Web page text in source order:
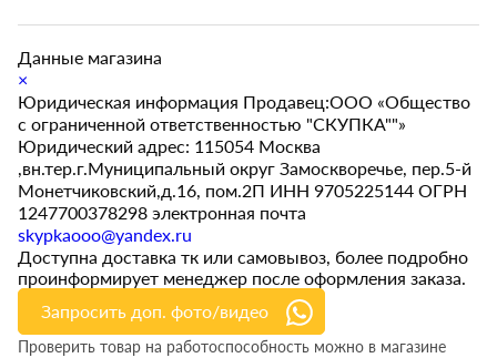
Данные магазина
×
Юридическая информация Продавец:ООО «Общество
с ограниченной ответственностью "СКУПКА""»
Юридический адрес: 115054 Москва
,вн.тер.г.Муниципальный округ Замоскворечье, пер.5-й
Монетчиковский,д.16, пом.2П ИНН 9705225144 ОГРН
1247700378298 электронная почта
skypkaooo@yandex.ru
Доступна доставка тк или самовывоз, более подробно
проинформирует менеджер после оформления заказа.
Запросить доп. фото/видео
Проверить товар на работоспособность можно в магазине